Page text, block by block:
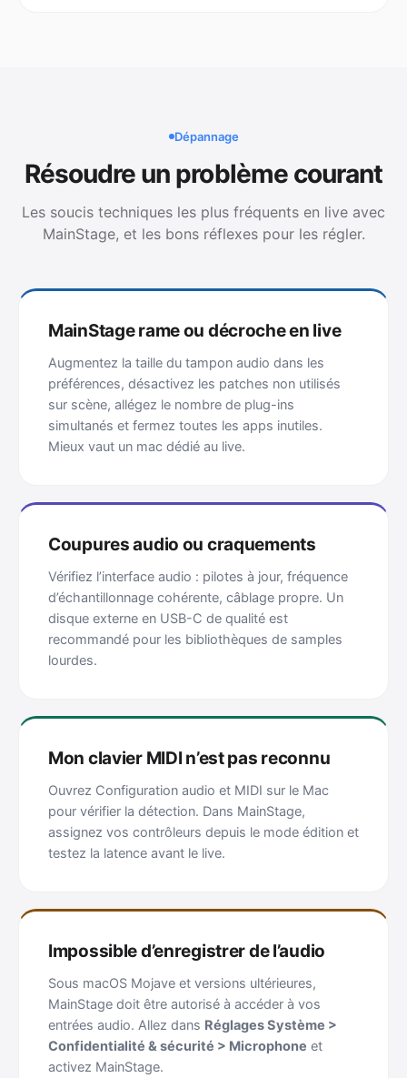
Dépannage
Résoudre un problème courant
Les soucis techniques les plus fréquents en live avec
MainStage, et les bons réflexes pour les régler.
MainStage rame ou décroche en live
Augmentez la taille du tampon audio dans les
préférences, désactivez les patches non utilisés
sur scène, allégez le nombre de plug-ins
simultanés et fermez toutes les apps inutiles.
Mieux vaut un mac dédié au live.
Coupures audio ou craquements
Vérifiez l’interface audio : pilotes à jour, fréquence
d’échantillonnage cohérente, câblage propre. Un
disque externe en USB-C de qualité est
recommandé pour les bibliothèques de samples
lourdes.
Mon clavier MIDI n’est pas reconnu
Ouvrez Configuration audio et MIDI sur le Mac
pour vérifier la détection. Dans MainStage,
assignez vos contrôleurs depuis le mode édition et
testez la latence avant le live.
Impossible d’enregistrer de l’audio
Sous macOS Mojave et versions ultérieures,
MainStage doit être autorisé à accéder à vos
entrées audio. Allez dans Réglages Système >
Confidentialité & sécurité > Microphone et
activez MainStage.